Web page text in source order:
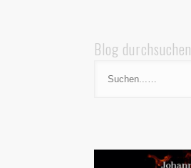
Blog durchsuchen